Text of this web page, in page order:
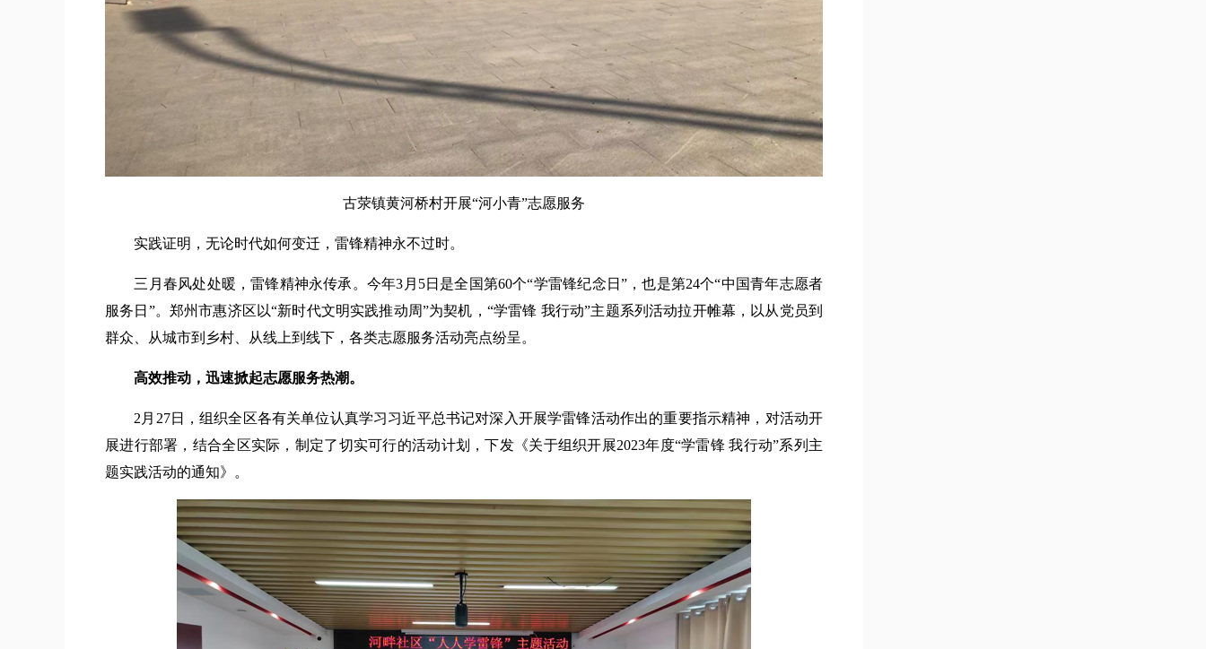
古荥镇黄河桥村开展“河小青”志愿服务
实践证明，无论时代如何变迁，雷锋精神永不过时。
三月春风处处暖，雷锋精神永传承。今年3月5日是全国第60个“学雷锋纪念日”，也是第24个“中国青年志愿者
服务日”。郑州市惠济区以“新时代文明实践推动周”为契机，“学雷锋 我行动”主题系列活动拉开帷幕，以从党员到
群众、从城市到乡村、从线上到线下，各类志愿服务活动亮点纷呈。
高效推动，迅速掀起志愿服务热潮。
2月27日，组织全区各有关单位认真学习习近平总书记对深入开展学雷锋活动作出的重要指示精神，对活动开
展进行部署，结合全区实际，制定了切实可行的活动计划，下发《关于组织开展2023年度“学雷锋 我行动”系列主
题实践活动的通知》。